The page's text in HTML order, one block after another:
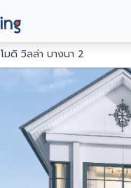
โมดิ วิลล่า บางนา 2